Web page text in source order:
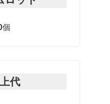
個
代